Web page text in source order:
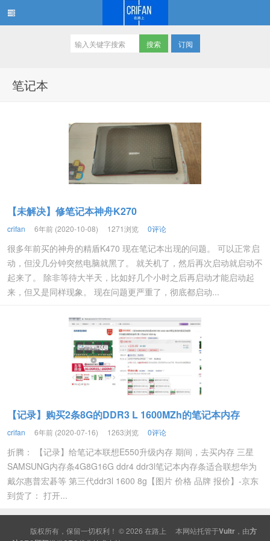
订阅
笔记本
【未解决】修笔记本神舟K270
crifan 6年前 (2020-10-08) 1271浏览 0评论
很多年前买的神舟的精盾K470 现在笔记本出现的问题。 可以正常启
动，但没几分钟突然电脑就黑了。 就关机了，然后再次启动就启动不
起来了。 除非等待大半天，比如好几个小时之后再启动才能启动起
来，但又是同样现象。 现在问题更严重了，彻底都启动...
【记录】购买2条8G的DDR3 L 1600MZh的笔记本内存
crifan 6年前 (2020-07-16) 1263浏览 0评论
折腾： 【记录】给笔记本联想E550升级内存 期间，去买内存 三星
SAMSUNG内存条4G8G16G ddr4 ddr3l笔记本内存条适合联想华为
戴尔惠普宏碁等 第三代ddr3l 1600 8g【图片 价格 品牌 报价】-京东
到货了： 打开...
版权所有，保留一切权利！ © 2026 在路上 本网站托管于Vultr ，由方